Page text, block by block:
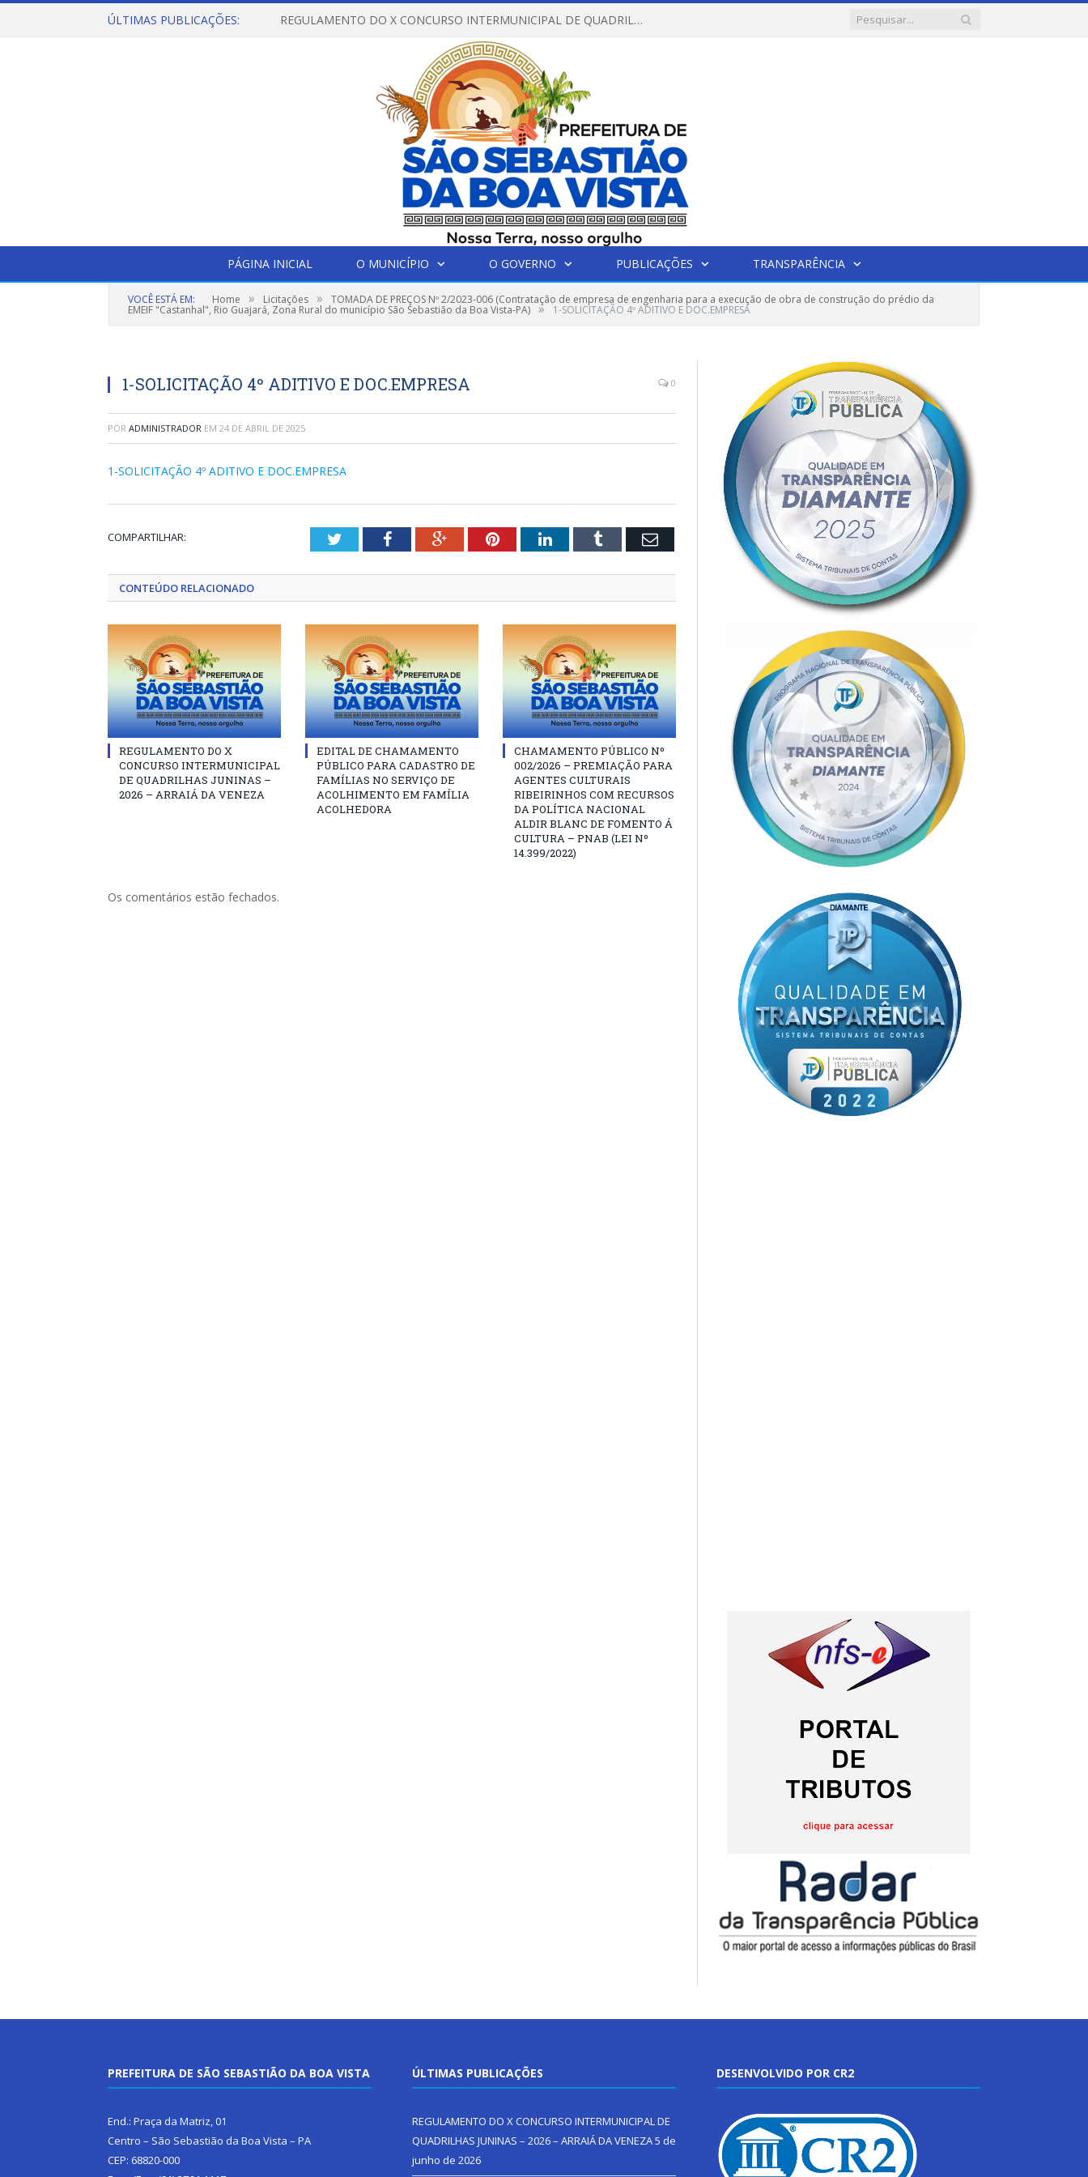
ÚLTIMAS PUBLICAÇÕES: REGULAMENTO DO X CONCURSO INTERMUNICIPAL DE QUADRILHAS JUNINAS – 2026 – ARRAIÁ DA VENEZA
PÁGINA INICIAL O MUNICÍPIO O GOVERNO PUBLICAÇÕES TRANSPARÊNCIA
VOCÊ ESTÁ EM: Home » Licitações » TOMADA DE PREÇOS Nº 2/2023-006 (Contratação de empresa de engenharia para a execução de obra de construção do prédio da
EMEIF "Castanhal", Rio Guajará, Zona Rural do município São Sebastião da Boa Vista-PA) » 1-SOLICITAÇÃO 4º ADITIVO E DOC.EMPRESA
1-SOLICITAÇÃO 4º ADITIVO E DOC.EMPRESA 0
POR ADMINISTRADOR EM 24 DE ABRIL DE 2025
1-SOLICITAÇÃO 4º ADITIVO E DOC.EMPRESA
COMPARTILHAR: TwitterFacebookGoogle+PinterestLinkedInTumblr Email
CONTEÚDO RELACIONADO
REGULAMENTO DO X
CONCURSO INTERMUNICIPAL
DE QUADRILHAS JUNINAS –
2026 – ARRAIÁ DA VENEZA
EDITAL DE CHAMAMENTO
PÚBLICO PARA CADASTRO DE
FAMÍLIAS NO SERVIÇO DE
ACOLHIMENTO EM FAMÍLIA
ACOLHEDORA
CHAMAMENTO PÚBLICO Nº
002/2026 – PREMIAÇÃO PARA
AGENTES CULTURAIS
RIBEIRINHOS COM RECURSOS
DA POLÍTICA NACIONAL
ALDIR BLANC DE FOMENTO Á
CULTURA – PNAB (LEI Nº
14.399/2022)
Os comentários estão fechados.
PREFEITURA DE SÃO SEBASTIÃO DA BOA VISTA
End.: Praça da Matriz, 01
Centro – São Sebastião da Boa Vista – PA
CEP: 68820-000
ÚLTIMAS PUBLICAÇÕES
REGULAMENTO DO X CONCURSO INTERMUNICIPAL DE
QUADRILHAS JUNINAS – 2026 – ARRAIÁ DA VENEZA5 de
junho de 2026
DESENVOLVIDO POR CR2